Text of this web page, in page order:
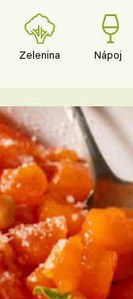
Zelenina Nápoje